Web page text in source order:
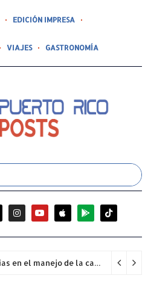
EDICIÓN IMPRESA
VIAJES GASTRONOMÍA
OIG identifica deficiencias en el manejo de la caja menuda del Fondo de Innovación para el Desarrollo Agrícola de Puerto Rico (FIDA)